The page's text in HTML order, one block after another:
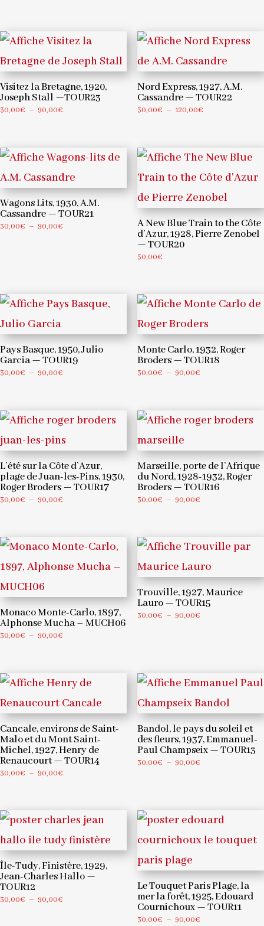
90,00€
30,00€
90,00€
Visitez la Bretagne, 1920,
Joseph Stall —TOUR23
30,00€ – 90,00€
à
90,00€
Nord Express, 1927, A.M.
Cassandre — TOUR22
30,00€ – 120,00€Plage
à
120,00€
Wagons Lits, 1930, A.M.
Cassandre — TOUR21
30,00€ – 90,00€
A New Blue Train to the Côte
d’Azur, 1928, Pierre Zenobel
— TOUR20
30,00€
Pays Basque, 1950, Julio
Garcia — TOUR19
30,00€ – 90,00€
à
90,00€
Monte Carlo, 1932, Roger
Broders — TOUR18
30,00€ – 90,00€Plage
à
L’été sur la Côte d’Azur,
plage de Juan-les-Pins, 1930,
Roger Broders — TOUR17
30,00€ – 90,00€
90,00€
Marseille, porte de l’Afrique
du Nord, 1928-1932, Roger
Broders — TOUR16
30,00€ – 90,00€Plage
30,00€
90,00€
Monaco Monte-Carlo, 1897,
Alphonse Mucha – MUCH06
30,00€ – 90,00€
à
90,00€
Trouville, 1927, Maurice
Lauro — TOUR15
30,00€ – 90,00€Plage
90,00€
Cancale, environs de Saint-
Malo et du Mont Saint-
Michel, 1927, Henry de
Renaucourt — TOUR14
30,00€ – 90,00€
30,00€
90,00€
Bandol, le pays du soleil et
des fleurs, 1937, Emmanuel-
Paul Champseix — TOUR13
30,00€ – 90,00€Plage
à
Île-Tudy, Finistère, 1929,
Jean-Charles Hallo —
TOUR12
30,00€ – 90,00€
Le Touquet Paris Plage, la
mer la forêt, 1925, Edouard
Cournichoux — TOUR11
30,00€ – 90,00€Plage